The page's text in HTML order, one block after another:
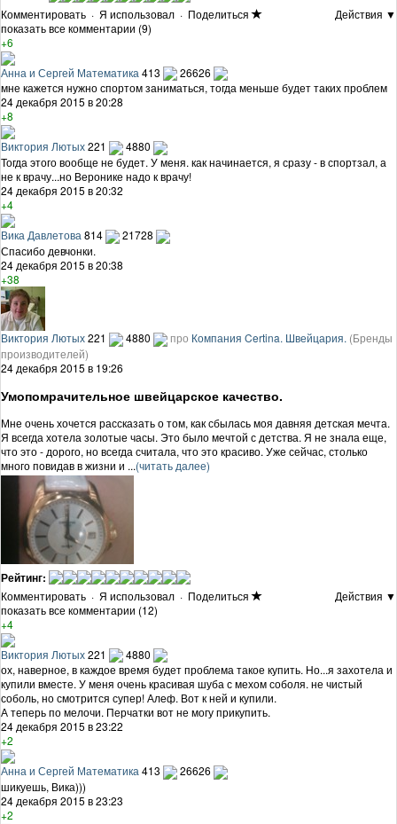
Комментировать · Я использовал · Поделиться
Действия ▼
показать все комментарии (9)
+6
Анна и Сергей Математика 413
26626
мне кажется нужно спортом заниматься, тогда меньше будет таких проблем
24 декабря 2015 в 20:28
+8
Виктория Лютых221
4880
Тогда этого вообще не будет. У меня. как начинается, я сразу - в спортзал, а
не к врачу...но Веронике надо к врачу!
24 декабря 2015 в 20:32
+4
Вика Давлетова 814
21728
Спасибо девчонки.
24 декабря 2015 в 20:38
+38
Виктория Лютых221 4880 про Компания Certina. Швейцария. (Бренды
производителей)
24 декабря 2015 в 19:26
Умопомрачительное швейцарское качество.
Мне очень хочется рассказать о том, как сбылась моя давняя детская мечта.
Я всегда хотела золотые часы. Это было мечтой с детства. Я не знала еще,
что это - дорого, но всегда считала, что это красиво. Уже сейчас, столько
много повидав в жизни и ...(читать далее)
Рейтинг:
Комментировать · Я использовал · Поделиться
Действия ▼
показать все комментарии (12)
+4
Виктория Лютых221
4880
ох, наверное, в каждое время будет проблема такое купить. Но...я захотела и
купили вместе. У меня очень красивая шуба с мехом соболя. не чистый
соболь, но смотрится супер! Алеф. Вот к ней и купили.
А теперь по мелочи. Перчатки вот не могу прикупить.
24 декабря 2015 в 23:22
+2
Анна и Сергей Математика 413
26626
шикуешь, Вика)))
24 декабря 2015 в 23:23
+2